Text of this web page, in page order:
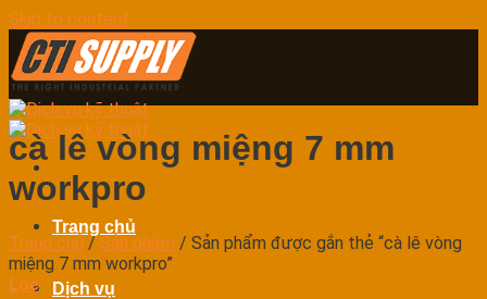
Skip to content
Trang chủ
Dịch vụ
cà lê vòng miệng 7 mm
workpro
Trang chủ / Sản phẩm / Sản phẩm được gắn thẻ “cà lê vòng
miệng 7 mm workpro”
Lọc